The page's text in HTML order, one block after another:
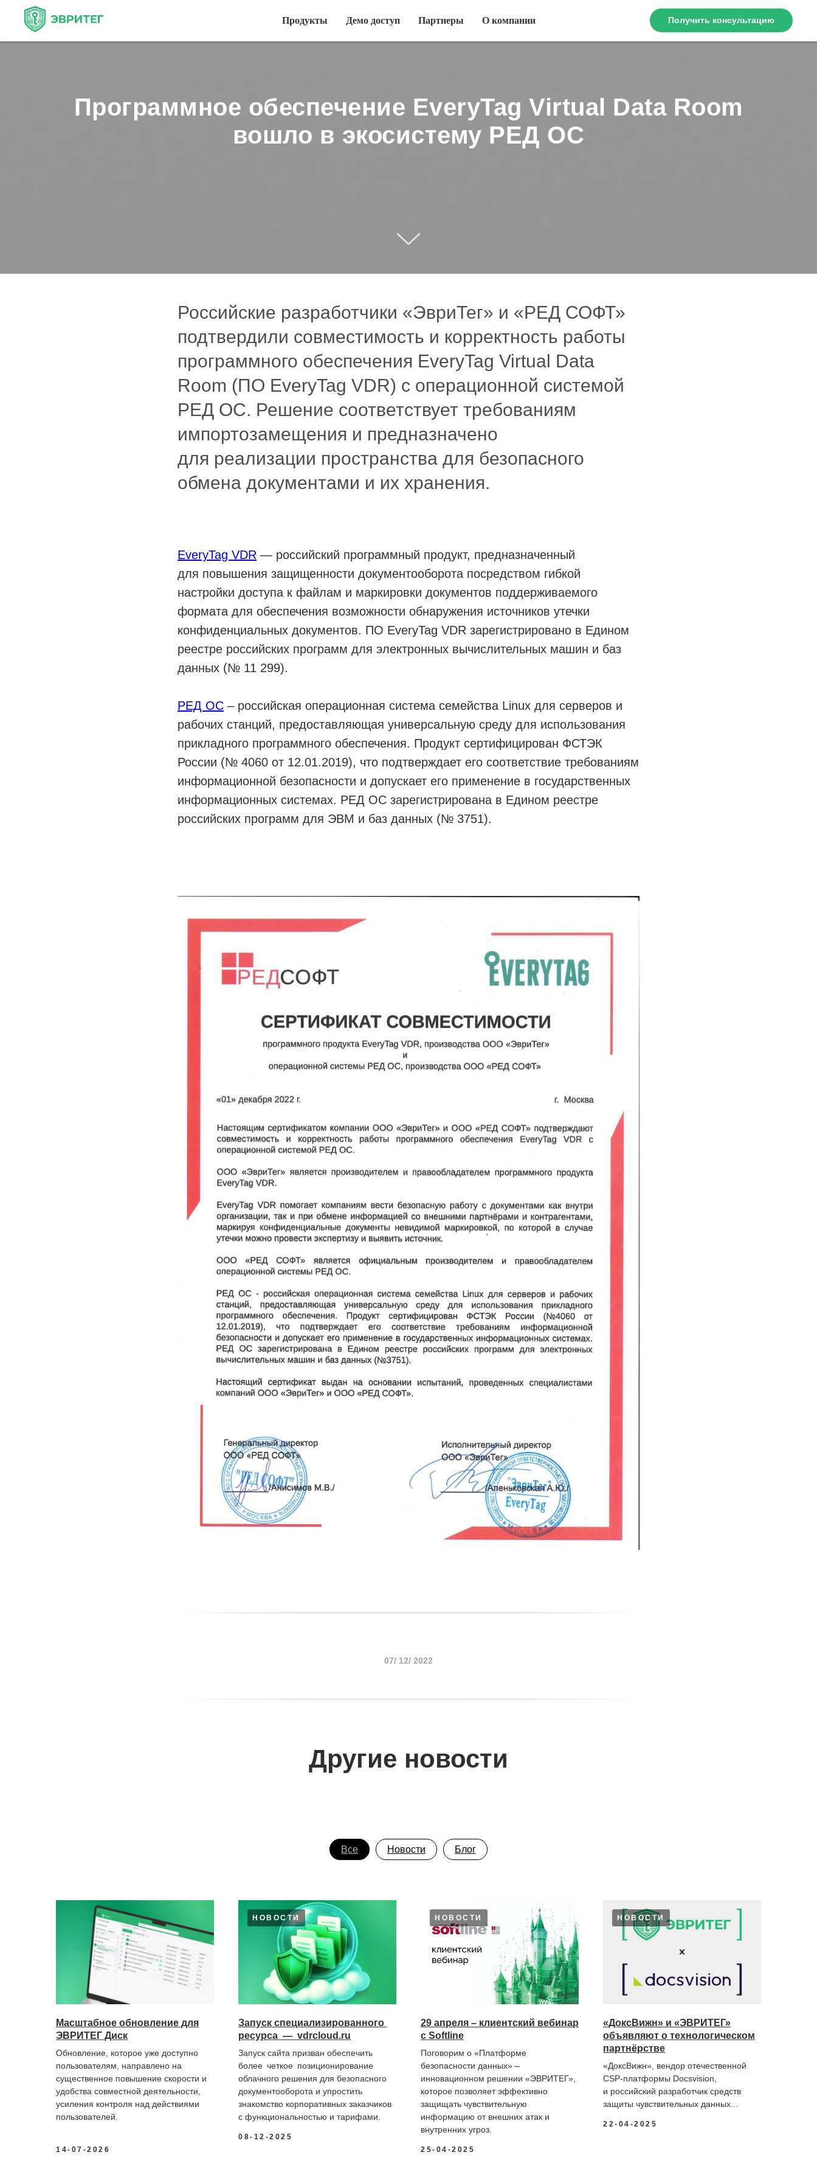
Продукты Демо доступ Партнеры О компании Получить консультацию
Программное обеспечение EveryTag Virtual Data Room
вошло в экосистему РЕД ОС
Российские разработчики «ЭвриТег» и «РЕД СОФТ»
подтвердили совместимость и корректность работы
программного обеспечения EveryTag Virtual Data
Room (ПО EveryTag VDR) с операционной системой
РЕД ОС. Решение соответствует требованиям
импортозамещения и предназначено
для реализации пространства для безопасного
обмена документами и их хранения.
EveryTag VDR — российский программный продукт, предназначенный
для повышения защищенности документооборота посредством гибкой
настройки доступа к файлам и маркировки документов поддерживаемого
формата для обеспечения возможности обнаружения источников утечки
конфиденциальных документов. ПО EveryTag VDR зарегистрировано в Едином
реестре российских программ для электронных вычислительных машин и баз
данных (№ 11 299).
РЕД ОС – российская операционная система семейства Linux для серверов и
рабочих станций, предоставляющая универсальную среду для использования
прикладного программного обеспечения. Продукт сертифицирован ФСТЭК
России (№ 4060 от 12.01.2019), что подтверждает его соответствие требованиям
информационной безопасности и допускает его применение в государственных
информационных системах. РЕД ОС зарегистрирована в Едином реестре
российских программ для ЭВМ и баз данных (№ 3751).
07/ 12/ 2022
Другие новости
Все Новости Блог
Масштабное обновление для
ЭВРИТЕГ Диск
Обновление, которое уже доступно
пользователям, направлено на
существенное повышение скорости и
удобства совместной деятельности,
усиления контроля над действиями
пользователей.
14-07-2026
НОВОСТИ
Запуск специализированного
ресурса — vdrcloud.ru
Запуск сайта призван обеспечить
более четкое позиционирование
облачного решения для безопасного
документооборота и упростить
знакомство корпоративных заказчиков
с функциональностью и тарифами.
08-12-2025
НОВОСТИ
29 апреля – клиентский вебинар
с Softline
Поговорим о «Платформе
безопасности данных» –
инновационном решении «ЭВРИТЕГ»,
которое позволяет эффективно
защищать чувствительную
информацию от внешних атак и
внутренних угроз.
25-04-2025
НОВОСТИ
«ДоксВижн» и «ЭВРИТЕГ»
объявляют о технологическом
партнёрстве
«ДоксВижн», вендор отечественной
CSP-платформы Docsvision,
и российский разработчик средств
защиты чувствительных данных...
22-04-2025